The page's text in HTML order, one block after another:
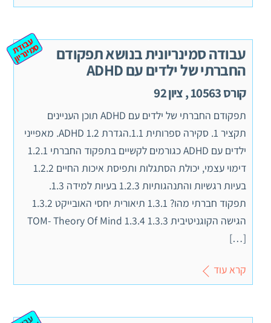
עבודה סמינריונית בנושא תפקודם
החברתי של ילדים עם ADHD
קורס 10563 , ציון 92
ע
ב
וד
ת
ס
מ
ינ
ר
יון
תפקודם החברתי של ילדים עם ADHD תוכן העניינים
תקציר 1. סקירה ספרותית 1.1.הגדרת ADHD 1.2. מאפייני
ילדים עם ADHD כגורמים לקשיים בתפקוד החברתי 1.2.1
דימוי עצמי, יכולת הסתגלות ותפיסת איכות החיים 1.2.2
בעיות רגשיות והתנהגותיות 1.2.3 בעיות למידה 1.3.
תפקוד חברתי מהו? 1.3.1 תיאורית יחסי האובייקט 1.3.2
הגישה הקוגניטיבית 1.3.3 TOM- Theory Of Mind 1.3.4
[…]
קרא עוד